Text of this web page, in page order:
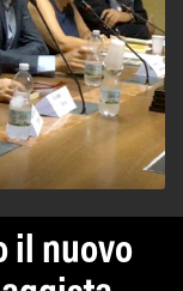
il nuovo